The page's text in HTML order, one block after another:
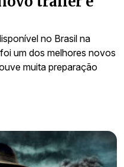
no Brasil na
um dos melhores novos
muita preparação